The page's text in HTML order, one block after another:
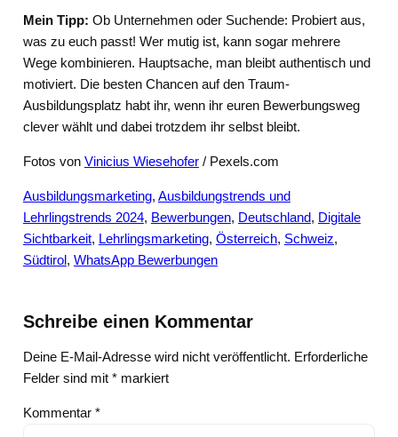
Mein Tipp: Ob Unternehmen oder Suchende: Probiert aus,
was zu euch passt! Wer mutig ist, kann sogar mehrere
Wege kombinieren. Hauptsache, man bleibt authentisch und
motiviert. Die besten Chancen auf den Traum-
Ausbildungsplatz habt ihr, wenn ihr euren Bewerbungsweg
clever wählt und dabei trotzdem ihr selbst bleibt.
Fotos von Vinicius Wiesehofer/ Pexels.com
Ausbildungsmarketing, Ausbildungstrends und
Lehrlingstrends 2024, Bewerbungen, Deutschland, Digitale
Sichtbarkeit, Lehrlingsmarketing, Österreich, Schweiz
Südtirol, WhatsApp Bewerbungen
Schreibe einen Kommentar
Deine E-Mail-Adresse wird nicht veröffentlicht. Erforderliche
Felder sind mit *markiert
Kommentar *